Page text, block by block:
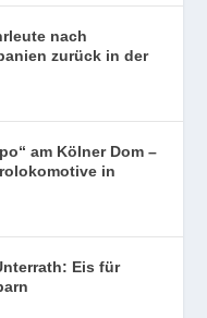
nach
zurück in der
am Kölner Dom –
in
Eis für